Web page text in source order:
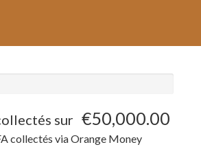
sur €50,000.00
collectés via Orange Money